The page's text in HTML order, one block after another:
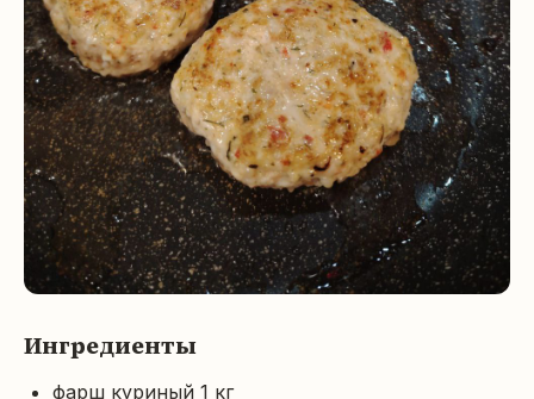
Ингредиенты
фарш куриный 1 кг